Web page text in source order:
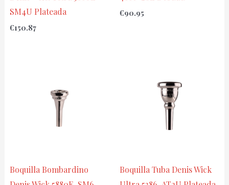
SM4U Plateada
€150.87
€90.95
Boquilla Bombardino
Boquilla Tuba Denis Wick